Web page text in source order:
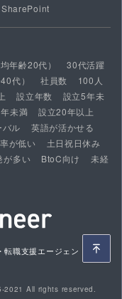
SharePoint
年齢20代）
30代活躍
代） 社員数
100人
設立年数
設立5年未
未満
設立20年以上
バル
英語が活かせる
が低い
土日祝日休み
が多い BtoC向け
未経
職支援エージェント
2021 All rights reserved.